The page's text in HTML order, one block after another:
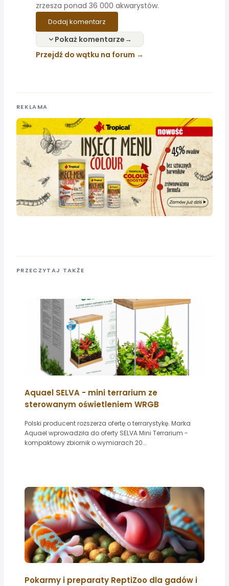
zrzesza ponad 36 000 akwarystów.
Dodaj komentarz
Pokaż komentarze
Przejdź do wątku na forum
REKLAMA
PRZECZYTAJ TAKŻE
Aquael SELVA - mini terrarium ze
sterowanym oświetleniem WRGB
Polski producent rozszerza ofertę o terrarystykę. Marka
Aquael wprowadziła do oferty SELVA Mini Terrarium -
kompaktowy zbiornik o wymiarach 20...
Pokarmy i preparaty ReptiZoo dla gadów i